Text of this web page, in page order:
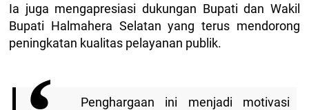
Ia juga mengapresiasi dukungan Bupati dan Wakil
Bupati Halmahera Selatan yang terus mendorong
peningkatan kualitas pelayanan publik.
Penghargaan ini menjadi motivasi